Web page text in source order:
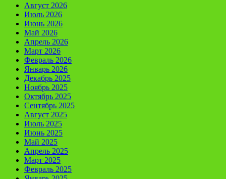
Август 2026
Июль 2026
Июнь 2026
Май 2026
Апрель 2026
Март 2026
Февраль 2026
Январь 2026
Декабрь 2025
Ноябрь 2025
Октябрь 2025
Сентябрь 2025
Август 2025
Июль 2025
Июнь 2025
Май 2025
Апрель 2025
Март 2025
Февраль 2025